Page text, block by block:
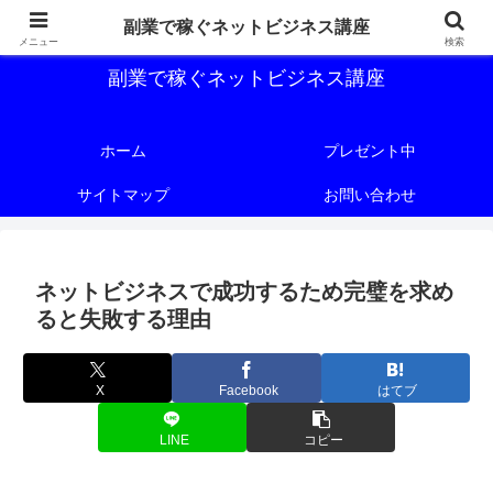
副業で稼ぐためのネットビジネス講座を公開しております。
副業で稼ぐネットビジネス講座
ホーム プレゼント中
サイトマップ お問い合わせ
ネットビジネスで成功するため完璧を求め
ると失敗する理由
X Facebook はてブ
LINE コピー
メニュー
副業で稼ぐネットビジネス講座
検索